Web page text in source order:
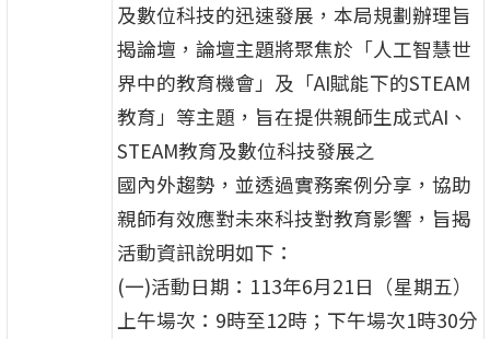
及數位科技的迅速發展，本局規劃辦理旨
揭論壇，論壇主題將聚焦於「人工智慧世
界中的教育機會」及「AI賦能下的STEAM
教育」等主題，旨在提供親師生成式AI、
STEAM教育及數位科技發展之
國內外趨勢，並透過實務案例分享，協助
親師有效應對未來科技對教育影響，旨揭
活動資訊說明如下：
(一)活動日期：113年6月21日（星期五）
上午場次：9時至12時；下午場次1時30分